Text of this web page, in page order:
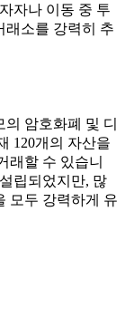
자나 이동 중 투
래소를 강력히 추
암호화폐 및 디
120개의 자산을
래할 수 있습니
립되었지만, 많
모두 강력하게 유